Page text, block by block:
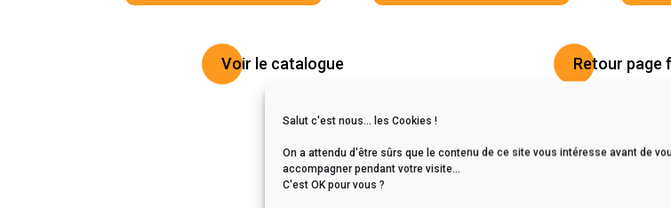
Salut c'est nous... les Cookies !
On a attendu d'être sûrs que le contenu de ce site vous intéresse avant de
accompagner pendant votre visite...
C'est OK pour vous ?
Voir le catalogue Retour page